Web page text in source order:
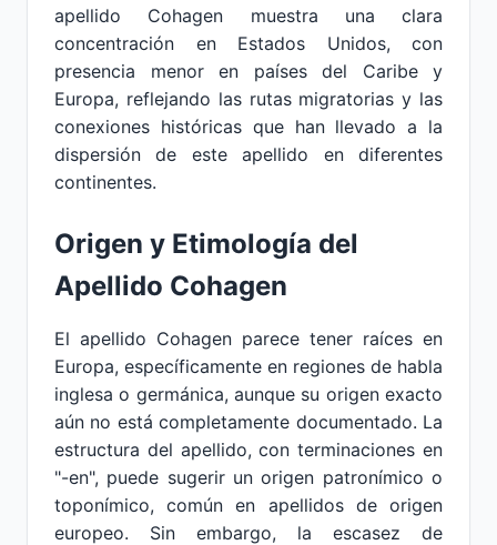
apellido Cohagen muestra una clara
concentración en Estados Unidos, con
presencia menor en países del Caribe y
Europa, reflejando las rutas migratorias y las
conexiones históricas que han llevado a la
dispersión de este apellido en diferentes
continentes.
Origen y Etimología del
Apellido Cohagen
El apellido Cohagen parece tener raíces en
Europa, específicamente en regiones de habla
inglesa o germánica, aunque su origen exacto
aún no está completamente documentado. La
estructura del apellido, con terminaciones en
"-en", puede sugerir un origen patronímico o
toponímico, común en apellidos de origen
europeo. Sin embargo, la escasez de